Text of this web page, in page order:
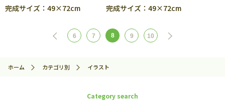
完成サイズ：49×72cm 完成サイズ：49×72cm
6 7 8 9 10
ホーム カテゴリ別 イラスト
Category search